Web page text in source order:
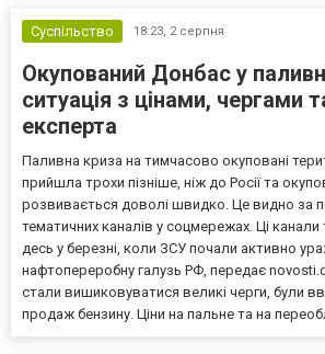
Суспільство 18:23, 2 серпня
Окупований Донбас у
ситуація з цінами, чергами
експерта
Паливна криза на тимчасово окуповані
прийшла трохи пізніше, ніж до Росії та
розвивається доволі швидко. Це видно за
тематичних каналів у соцмережах. Ці канали
десь у березні, коли ЗСУ почали активно
нафтопереробну галузь РФ, передає
стали вишиковуватися великі черги, були
продаж бензину. Ціни на пальне та на